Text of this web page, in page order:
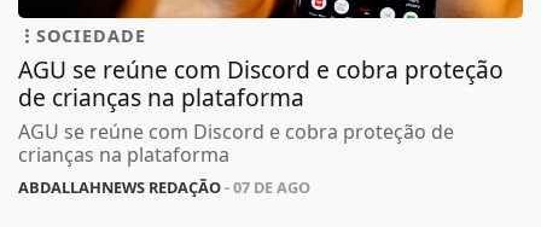
SOCIEDADE
AGU se reúne com Discord e cobra proteção
de crianças na plataforma
AGU se reúne com Discord e cobra proteção de
crianças na plataforma
ABDALLAHNEWS REDAÇÃO- 07 DE AGO